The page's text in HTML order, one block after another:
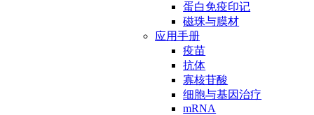
蛋白免疫印记
磁珠与膜材
应用手册
疫苗
抗体
寡核苷酸
细胞与基因治疗
mRNA